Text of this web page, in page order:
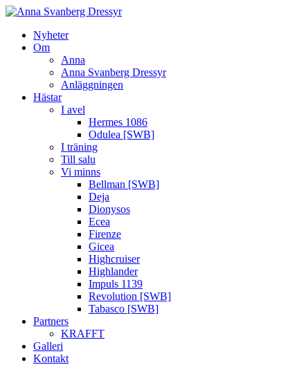
Nyheter
Om
Anna
Anna Svanberg Dressyr
Anläggningen
Hästar
I avel
Hermes 1086
Odulea [SWB]
I träning
Till salu
Vi minns
Bellman [SWB]
Deja
Dionysos
Ecea
Firenze
Gicea
Highcruiser
Highlander
Impuls 1139
Revolution [SWB]
Tabasco [SWB]
Partners
KRAFFT
Galleri
Kontakt